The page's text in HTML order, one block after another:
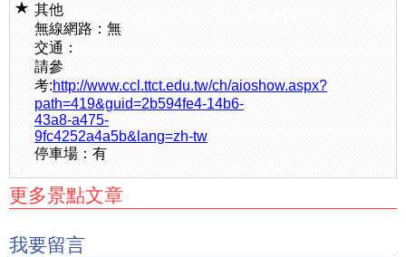
其他
無線網路：無
交通：
請參
考:http://www.ccl.ttct.edu.tw/ch/aioshow.aspx?
path=419&guid=2b594fe4-14b6-
43a8-a475-
9fc4252a4a5b&lang=zh-tw
停車場：有
更多景點文章
我要留言